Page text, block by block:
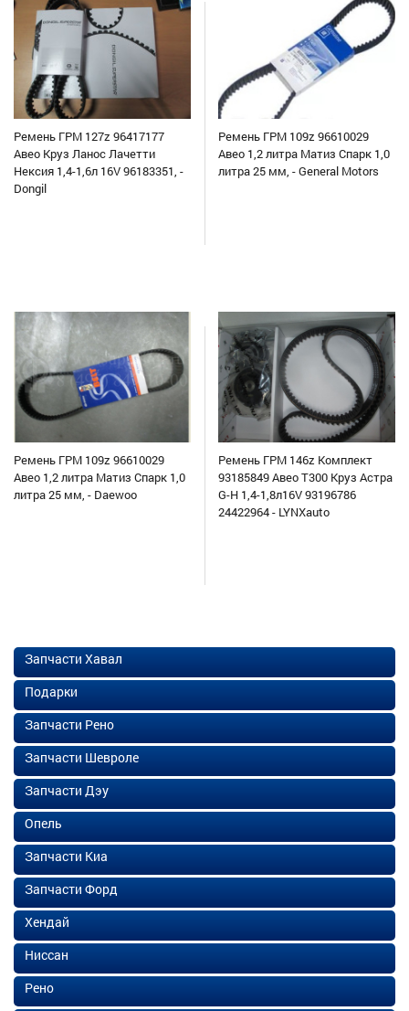
Ремень ГРМ 127z 96417177
Авео Круз Ланос Лачетти
Нексия 1,4-1,6л 16V 96183351, -
Dongil
Ремень ГРМ 109z 96610029
Авео 1,2 литра Матиз Спарк 1,0
литра 25 мм, - General Motors
Ремень ГРМ 109z 96610029
Авео 1,2 литра Матиз Спарк 1,0
литра 25 мм, - Daewoo
Ремень ГРМ 146z Комплект
93185849 Авео Т300 Круз Астра
G-H 1,4-1,8л16V 93196786
24422964 - LYNXauto
Запчасти Хавал
Подарки
Запчасти Рено
Запчасти Шевроле
Запчасти Дэу
Опель
Запчасти Киа
Запчасти Форд
Хендай
Ниссан
Рено